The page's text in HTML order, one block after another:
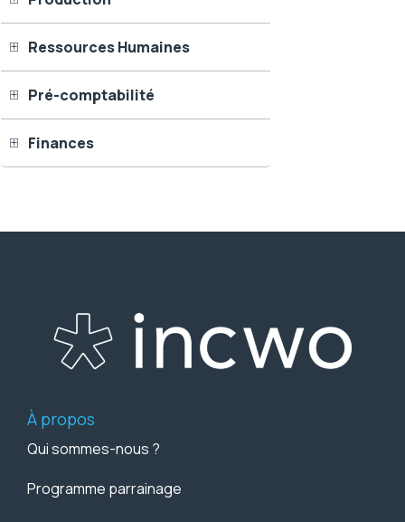
Ressources Humaines
Pré-comptabilité
Finances
À propos
Qui sommes-nous ?
Programme parrainage